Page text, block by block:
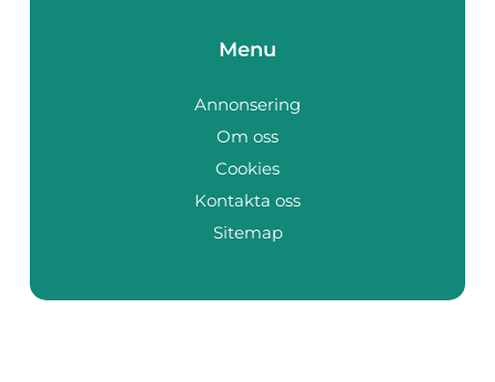
Menu
Annonsering
Om oss
Cookies
Kontakta oss
Sitemap